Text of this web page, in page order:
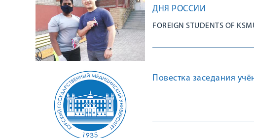
ДНЯ РОССИИ
FOREIGN STUDENTS OF
Повестка заседания